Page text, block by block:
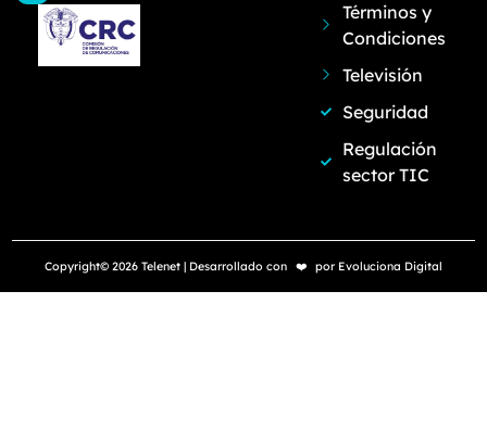
Términos y
Condiciones
Televisión
Seguridad
Regulación
sector TIC
Copyright© 2026 Telenet | Desarrollado con ❤️ por Evoluciona Digital